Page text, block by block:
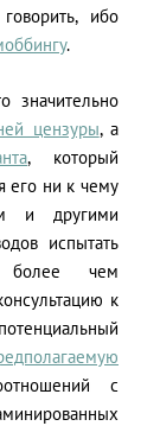
ибо
.
значительно
цензуры, а
, который
его ни к чему
и другими
испытать
более чем
к
с